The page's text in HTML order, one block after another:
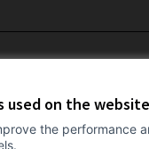
used on the website
the performance